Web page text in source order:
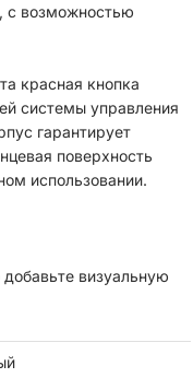
с возможностью
красная кнопка
системы управления
гарантирует
поверхность
использовании.
визуальную
интенсивную